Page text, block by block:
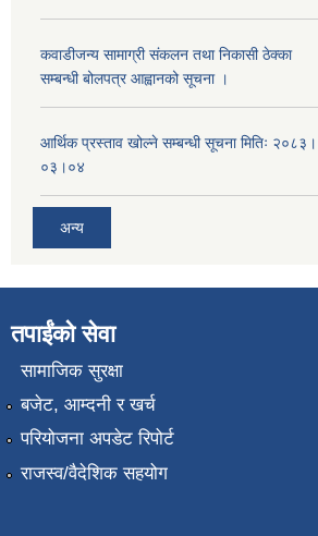
कवाडीजन्य सामाग्री संकलन तथा निकासी ठेक्का
सम्बन्धी बोलपत्र आह्वानको सूचना ।
आर्थिक प्रस्ताव खोल्ने सम्बन्धी सूचना मितिः २०८३।
०३।०४
अन्य
तपाईंको सेवा
सामाजिक सुरक्षा
बजेट, आम्दनी र खर्च
परियोजना अपडेट रिपोर्ट
राजस्व/वैदेशिक सहयोग